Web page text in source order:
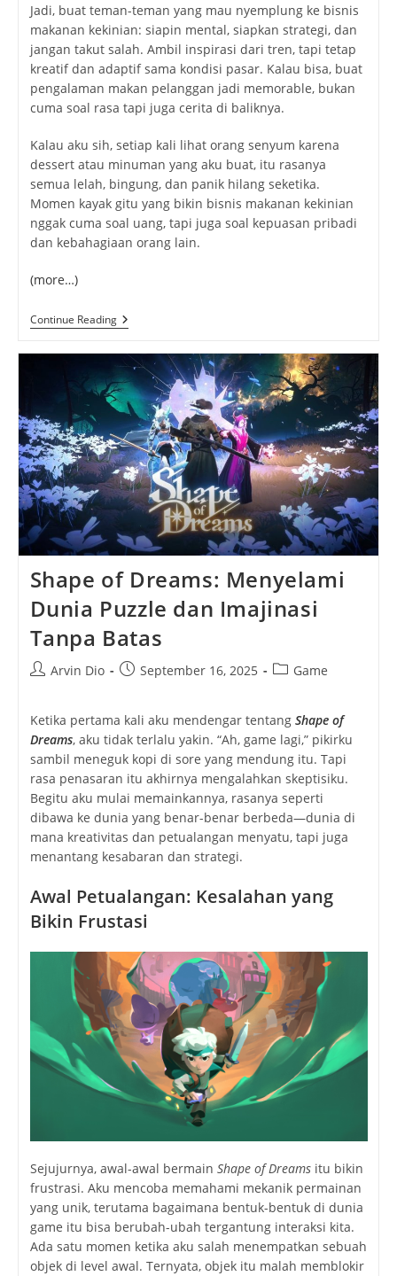
Jadi, buat teman-teman yang mau nyemplung ke bisnis
makanan kekinian: siapin mental, siapkan strategi, dan
jangan takut salah. Ambil inspirasi dari tren, tapi tetap
kreatif dan adaptif sama kondisi pasar. Kalau bisa, buat
pengalaman makan pelanggan jadi memorable, bukan
cuma soal rasa tapi juga cerita di baliknya.
Kalau aku sih, setiap kali lihat orang senyum karena
dessert atau minuman yang aku buat, itu rasanya
semua lelah, bingung, dan panik hilang seketika.
Momen kayak gitu yang bikin bisnis makanan kekinian
nggak cuma soal uang, tapi juga soal kepuasan pribadi
dan kebahagiaan orang lain.
(more…)
Continue ReadingBisnis
Makanan
Dari
Ide
Kreatif
Sampai
Laris
Di
Pasar
Shape of Dreams: Menyelami
Dunia Puzzle dan Imajinasi
Tanpa Batas
PostArvin Dio
PostSeptember 16, 2025
PostGame
Ketika pertama kali aku mendengar tentang Shape of
Dreams, aku tidak terlalu yakin. “Ah, game lagi,” pikirku
sambil meneguk kopi di sore yang mendung itu. Tapi
rasa penasaran itu akhirnya mengalahkan skeptisiku.
Begitu aku mulai memainkannya, rasanya seperti
dibawa ke dunia yang benar-benar berbeda—dunia di
mana kreativitas dan petualangan menyatu, tapi juga
menantang kesabaran dan strategi.
Awal Petualangan: Kesalahan yang
Bikin Frustasi
Sejujurnya, awal-awal bermain Shape of Dreamsitu bikin
frustrasi. Aku mencoba memahami mekanik permainan
yang unik, terutama bagaimana bentuk-bentuk di dunia
game itu bisa berubah-ubah tergantung interaksi kita.
Ada satu momen ketika aku salah menempatkan sebuah
objek di level awal. Ternyata, objek itu malah memblokir